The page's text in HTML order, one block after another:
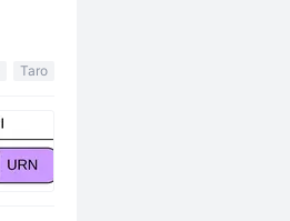
Taro